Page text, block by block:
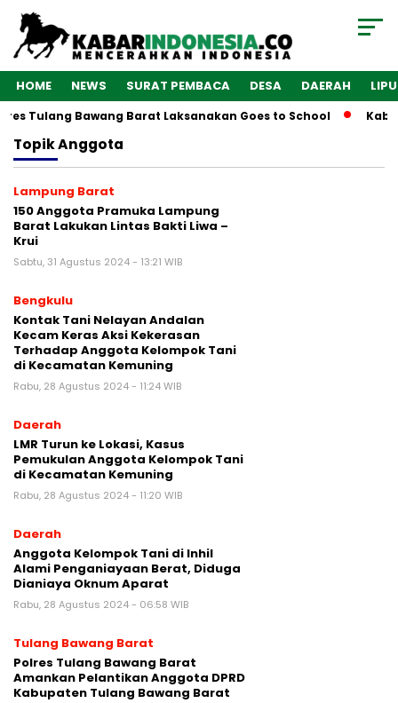
HOME NEWS SURAT PEMBACA DESA DAERAH
Tulang Bawang Barat Laksanakan Goes to School
TopikAnggota
Lampung Barat
150 Anggota Pramuka Lampung
Barat Lakukan Lintas Bakti Liwa –
Krui
Sabtu, 31 Agustus 2024 - 13:21 WIB
Bengkulu
Kontak Tani Nelayan Andalan
Kecam Keras Aksi Kekerasan
Terhadap Anggota Kelompok Tani
di Kecamatan Kemuning
Rabu, 28 Agustus 2024 - 11:24 WIB
Daerah
LMR Turun ke Lokasi, Kasus
Pemukulan Anggota Kelompok Tani
di Kecamatan Kemuning
Rabu, 28 Agustus 2024 - 11:20 WIB
Daerah
Anggota Kelompok Tani di Inhil
Alami Penganiayaan Berat, Diduga
Dianiaya Oknum Aparat
Rabu, 28 Agustus 2024 - 06:58 WIB
Tulang Bawang Barat
Polres Tulang Bawang Barat
Amankan Pelantikan Anggota DPRD
Kabupaten Tulang Bawang Barat